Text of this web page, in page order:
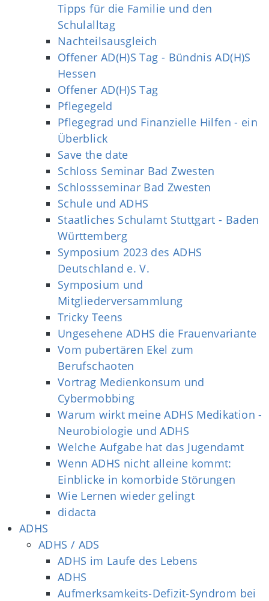
Tipps für die Familie und den
Schulalltag
Nachteilsausgleich
Offener AD(H)S Tag - Bündnis AD(H)S
Hessen
Offener AD(H)S Tag
Pflegegeld
Pflegegrad und Finanzielle Hilfen - ein
Überblick
Save the date
Schloss Seminar Bad Zwesten
Schlossseminar Bad Zwesten
Schule und ADHS
Staatliches Schulamt Stuttgart - Baden
Württemberg
Symposium 2023 des ADHS
Deutschland e. V.
Symposium und
Mitgliederversammlung
Tricky Teens
Ungesehene ADHS die Frauenvariante
Vom pubertären Ekel zum
Berufschaoten
Vortrag Medienkonsum und
Cybermobbing
Warum wirkt meine ADHS Medikation -
Neurobiologie und ADHS
Welche Aufgabe hat das Jugendamt
Wenn ADHS nicht alleine kommt:
Einblicke in komorbide Störungen
Wie Lernen wieder gelingt
didacta
ADHS
ADHS / ADS
ADHS im Laufe des Lebens
ADHS
Aufmerksamkeits‐Defizit‐Syndrom bei